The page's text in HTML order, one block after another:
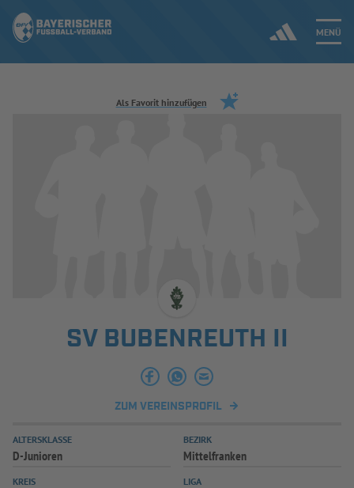
MENÜ
Jetzt einloggen
INFOTHEK SPIELPLUS
Als Favorit hinzufügen
SV BUBENREUTH II
ZUM VEREINSPROFIL
ALTERSKLASSE
D-Junioren
BEZIRK
Mittelfranken
KREIS LIGA